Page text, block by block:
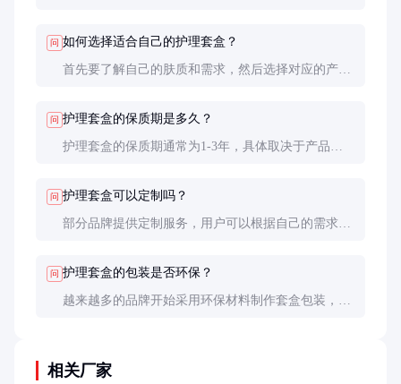
问 如何选择适合自己的护理套盒？
首先要了解自己的肤质和需求，然后选择对应的产品
问 护理套盒的保质期是多久？
护理套盒的保质期通常为1-3年，具体取决于产品类
问 护理套盒可以定制吗？
部分品牌提供定制服务，用户可以根据自己的需求选
问 护理套盒的包装是否环保？
越来越多的品牌开始采用环保材料制作套盒包装，如
相关厂家